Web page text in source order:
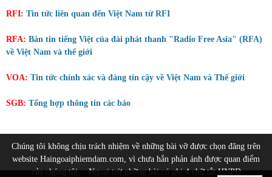
RFI: Tin tức liên quan đến Việt Nam từ RFI
RFA: Bản tin tiếng Việt của đài phát thanh "Radio Free Asia" (RFA)
về Việt Nam và thế giới
VOA: Tin tức chính xác và đáng tin cậy về Việt Nam và Thế giới
SGB: Tổng hợp thông tin các báo
Chúng tôi không chịu trách nhiệm về những bài vỡ được chọn đăng trên
website Haingoaiphiemdam.com, vì chưa hẳn phản ánh được quan điểm
của chúng tôi… Ngoại trừ những bài có ghi 4 chữ tắt HNPD